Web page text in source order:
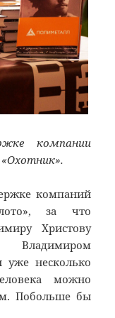
компании
компаний
за что
Христову
уже несколько
можно
Побольше бы